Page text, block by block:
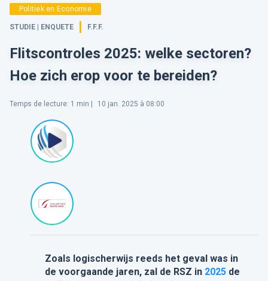
Politiek en Economie
STUDIE | ENQUETE F.F.F.
Flitscontroles 2025: welke sectoren?
Hoe zich erop voor te bereiden?
Temps de lecture: 1 min | 10 jan. 2025 à 08:00
Zoals logischerwijs reeds het geval was in
de voorgaande jaren, zal de RSZ in 2025de